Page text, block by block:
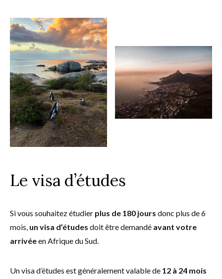
Le visa d’études
Si vous souhaitez étudier plus de 180 jours donc plus de 6
mois, un visa d’études doit être demandé avant votre
arrivéeen Afrique du Sud.
Un visa d’études est généralement valable de 12 à 24 mois